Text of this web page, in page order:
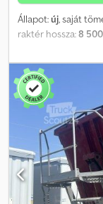
Állapot:új, saját
raktér hossza:8
felfüggesztés:
2026, Felszereltség:
x M): 8 500 mm x 2
385/65 R22.5,
tengely: ,
Billenő hidraulika,
Iszaptömített
(alacsony nyomású):
Fröccsenésgátló,
áttekintheti